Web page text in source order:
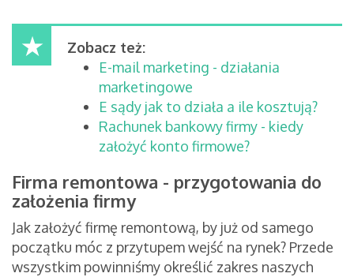
Zobacz też:
E-mail marketing - działania
marketingowe
E sądy jak to działa a ile kosztują?
Rachunek bankowy firmy - kiedy
założyć konto firmowe?
Firma remontowa - przygotowania do
założenia firmy
Jak założyć firmę remontową, by już od samego
początku móc z przytupem wejść na rynek? Przede
wszystkim powinniśmy określić zakres naszych